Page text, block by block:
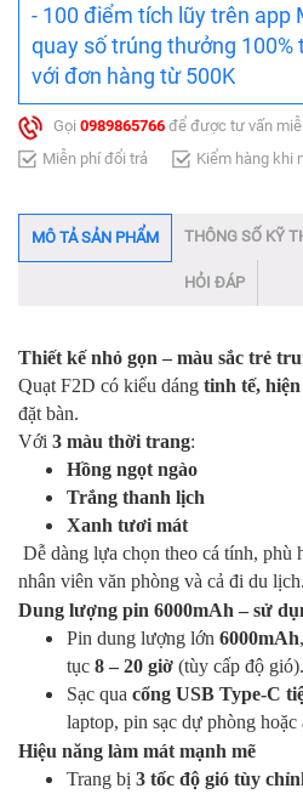
- 100 điểm tích lũy trên app
quay số trúng thưởng 100%
với đơn hàng từ 500K
Gọi 0989865766 để được tư vấn
Miễn phí đổi trả
Kiểm hàng khi
MÔ TẢ SẢN PHẨM THÔNG SỐ KỸ
HỎI ĐÁP
Thiết kế nhỏ gọn – màu sắc trẻ
Quạt F2D có kiểu dáng tinh tế,
đặt bàn.
Với 3 màu thời trang:
Hồng ngọt ngào
Trắng thanh lịch
Xanh tươi mát
Dễ dàng lựa chọn theo cá tính, phù
nhân viên văn phòng và cả đi du lịch.
Dung lượng pin 6000mAh – sử
Pin dung lượng lớn 6000mAh
tục 8 – 20 giờ (tùy cấp độ gió).
Sạc qua cổng USB Type-C
laptop, pin sạc dự phòng hoặc
Hiệu năng làm mát mạnh mẽ
Trang bị 3 tốc độ gió tùy